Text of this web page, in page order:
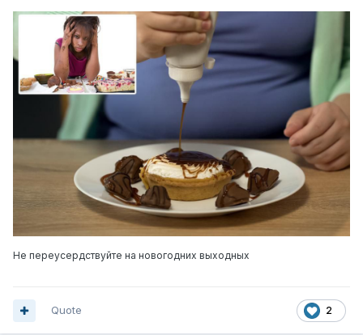
Не переусердствуйте на новогодних выходных
2
Quote